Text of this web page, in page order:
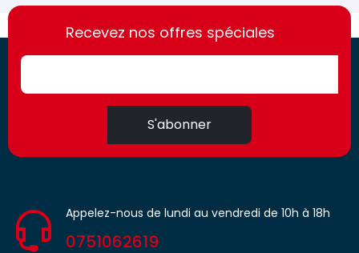
https://france-
access.fr
https://france-
access.fr
Recevez nos offres spéciales
S'abonner
Appelez-nous de lundi au vendredi de 10h à 18h
0751062619